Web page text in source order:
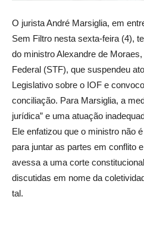
O jurista André Marsiglia, em
Sem Filtro nesta sexta-feira (4),
do ministro Alexandre de
Federal (STF), que suspendeu
Legislativo sobre o IOF e
conciliação. Para Marsiglia, a
jurídica” e uma atuação
Ele enfatizou que o ministro não
para juntar as partes em conflito
avessa a uma corte
discutidas em nome da
tal.